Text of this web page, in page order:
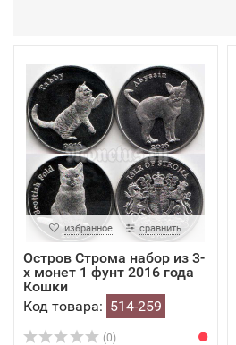
избранное сравнить
Остров Строма набор из 3-
х монет 1 фунт 2016 года
Кошки
Код товара: 514-259
(0)